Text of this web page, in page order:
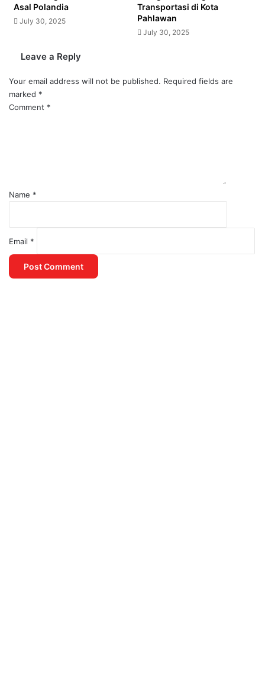
Asal Polandia
July 30, 2025
Transportasi di Kota
Pahlawan
July 30, 2025
Leave a Reply
Your email address will not be published. Required fields are
marked *
Comment *
Name *
Email *